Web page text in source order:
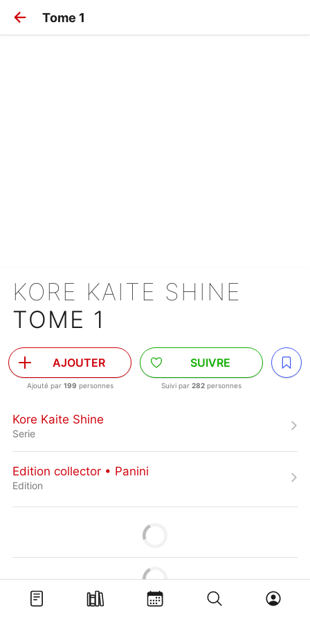
Tome 1
KORE KAITE SHINE
TOME 1
AJOUTER
Ajouté par 199 personnes
SUIVRE
Suivi par 282 personnes
Kore Kaite Shine
Serie
Edition collector • Panini
Edition